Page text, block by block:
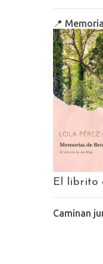
📍
El librito
Caminan